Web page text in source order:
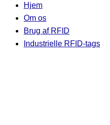
Hjem
Om os
Brug af RFID
Industrielle RFID-tags